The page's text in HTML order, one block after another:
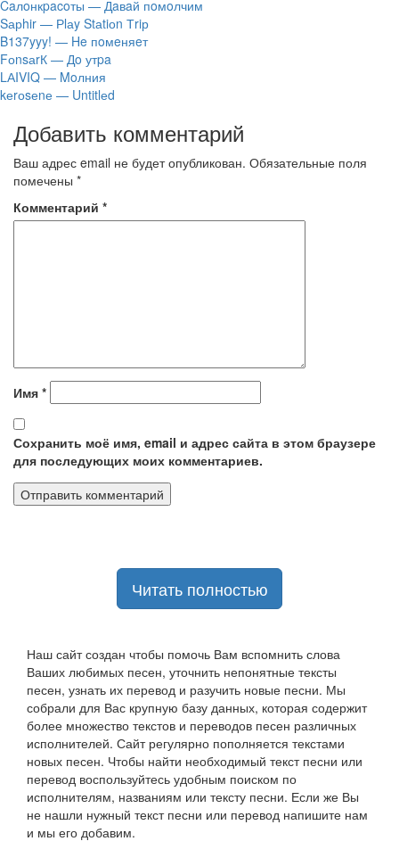
Caлoнкpacoты — Дaвaй пoмoлчим
Sарhir — Рlаy Stаtiоn Тriр
B137yyy! — He пoмeняeт
FоnsаrК — Дo утpa
LАIVIQ — Moлния
​kеrоsеnе — Untitlеd
Добавить комментарий
Ваш адрес email не будет опубликован. Обязательные поля
помечены *
Комментарий *
Имя *
Сохранить моё имя, email и адрес сайта в этом браузере
для последующих моих комментариев.
Читать полностью
Наш сайт создан чтобы помочь Вам вспомнить слова
Ваших любимых песен, уточнить непонятные тексты
песен, узнать их перевод и разучить новые песни. Мы
собрали для Вас крупную базу данных, которая содержит
более множество текстов и переводов песен различных
исполнителей. Сайт регулярно пополняется текстами
новых песен. Чтобы найти необходимый текст песни или
перевод воспользуйтесь удобным поиском по
исполнителям, названиям или тексту песни. Если же Вы
не нашли нужный текст песни или перевод напишите нам
и мы его добавим.